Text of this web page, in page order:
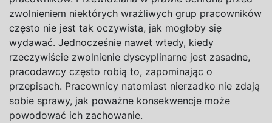
zwolnieniem niektórych wrażliwych grup pracowników
często nie jest tak oczywista, jak mogłoby się
wydawać. Jednocześnie nawet wtedy, kiedy
rzeczywiście zwolnienie dyscyplinarne jest zasadne,
pracodawcy często robią to, zapominając o
przepisach. Pracownicy natomiast nierzadko nie zdają
sobie sprawy, jak poważne konsekwencje może
powodować ich zachowanie.